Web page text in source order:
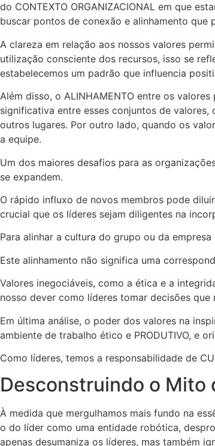
do CONTEXTO ORGANIZACIONAL em que
buscar pontos de conexão e alinhamento
A clareza em relação aos nossos valores
utilização consciente dos recursos, isso se
estabelecemos um padrão que influencia
Além disso, o ALINHAMENTO entre os
significativa entre esses conjuntos de
outros lugares. Por outro lado, quando os
a equipe.
Um dos maiores desafios para as
se expandem.
O rápido influxo de novos membros pode
crucial que os líderes sejam diligentes na
Para alinhar a cultura do grupo ou da empresa
Este alinhamento não significa uma
Valores inegociáveis, como a ética e a
nosso dever como líderes tomar decisões
Em última análise, o poder dos valores na
ambiente de trabalho ético e PRODUTIVO, e
Como líderes, temos a responsabilidade de
Desconstruindo o Mito
À medida que mergulhamos mais fundo na
o do líder como uma entidade robótica,
apenas desumaniza os líderes, mas também